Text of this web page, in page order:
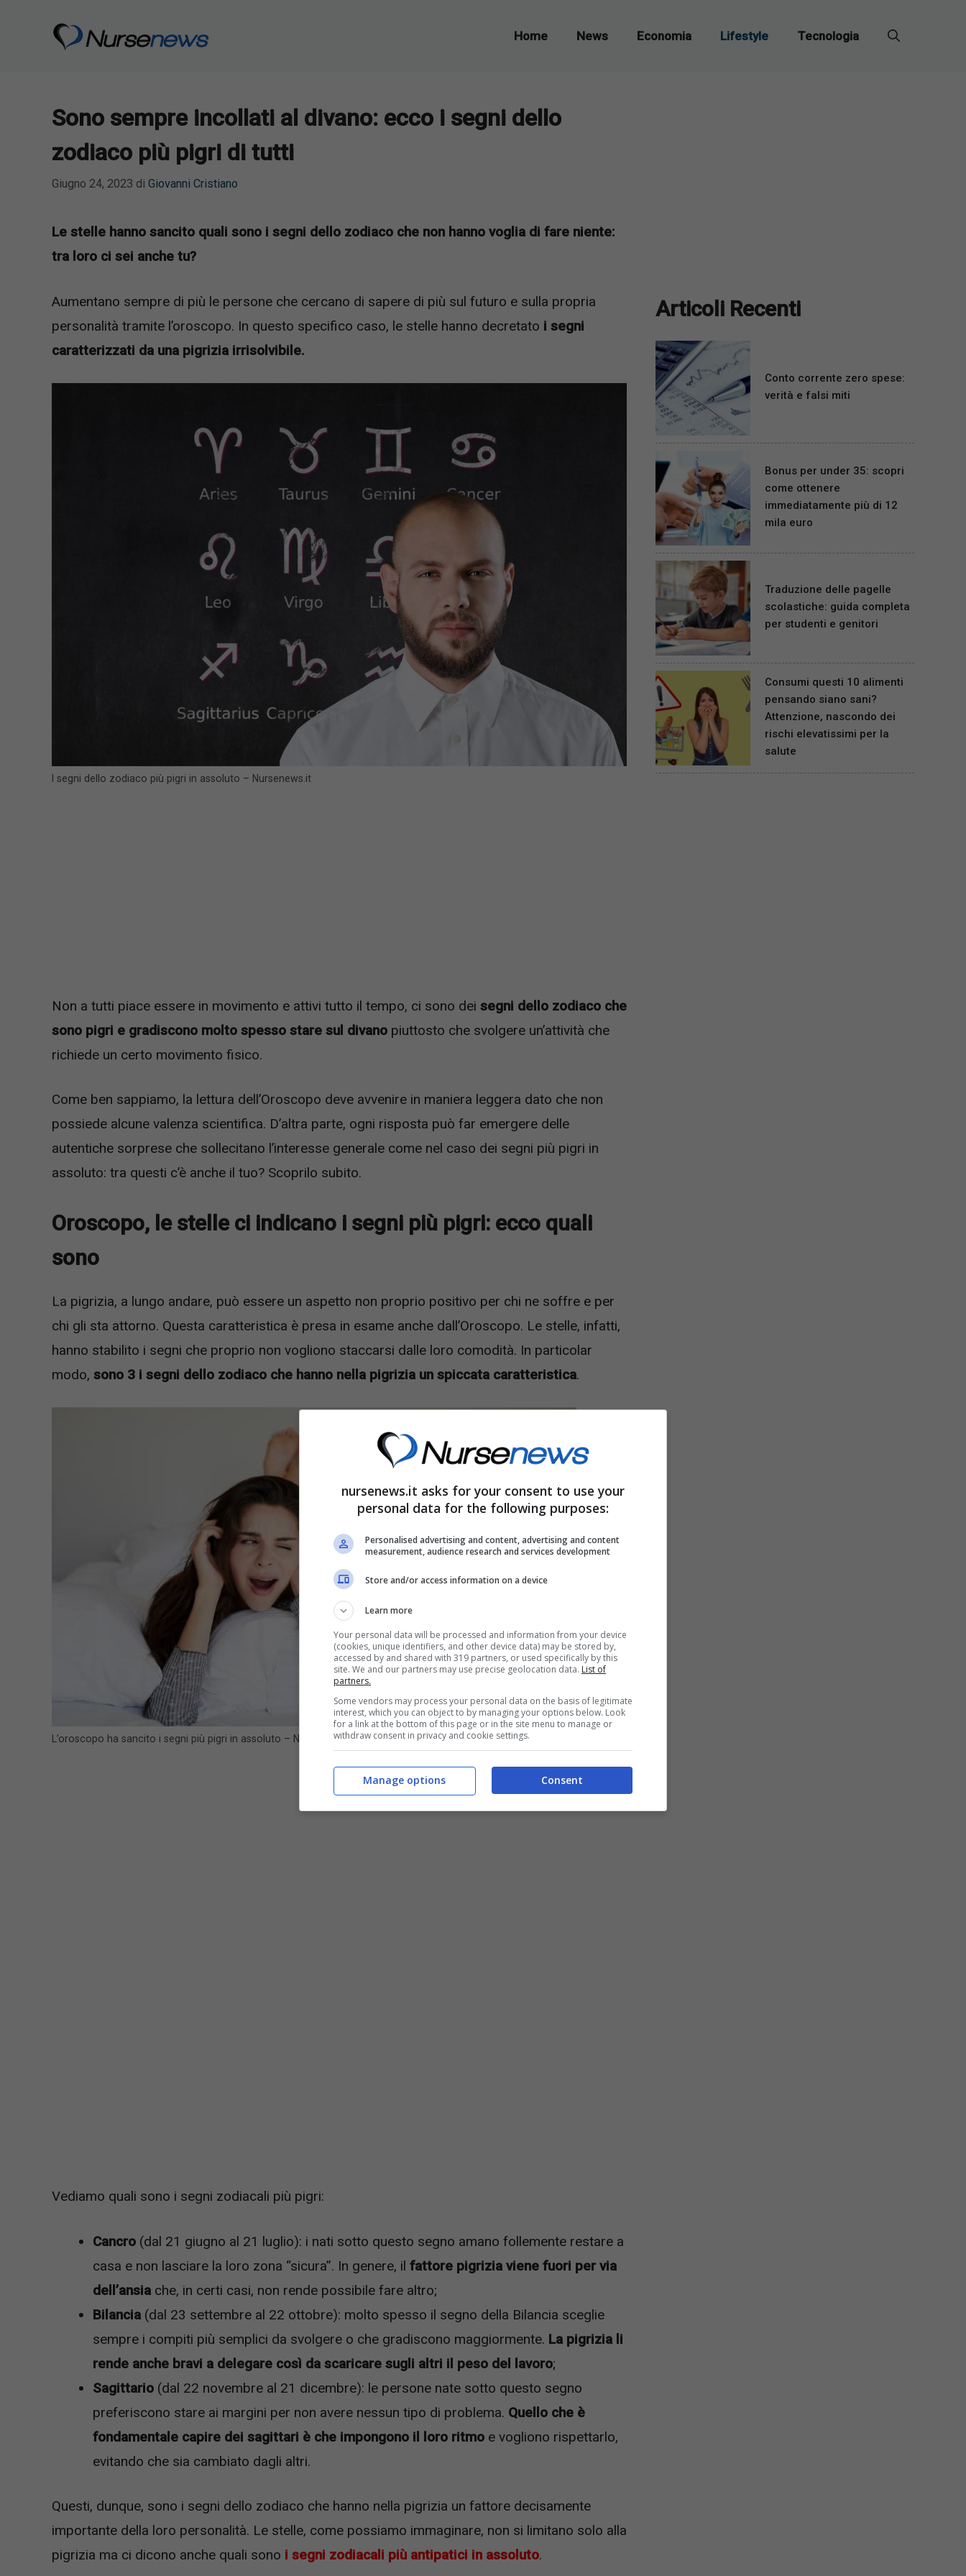
Home News Economia Lifestyle Tecnologia
Sono sempre incollati al divano: ecco i segni dello
zodiaco più pigri di tutti
Giugno 24, 2023 di Giovanni Cristiano
Le stelle hanno sancito quali sono i segni dello zodiaco che non hanno voglia di fare niente:
tra loro ci sei anche tu?
Aumentano sempre di più le persone che cercano di sapere di più sul futuro e sulla propria
personalità tramite l’oroscopo. In questo specifico caso, le stelle hanno decretato i segni
caratterizzati da una pigrizia irrisolvibile.
I segni dello zodiaco più pigri in assoluto – Nursenews.it
Non a tutti piace essere in movimento e attivi tutto il tempo, ci sono dei segni dello zodiaco che
sono pigri e gradiscono molto spesso stare sul divano piuttosto che svolgere un’attività che
richiede un certo movimento fisico.
Come ben sappiamo, la lettura dell’Oroscopo deve avvenire in maniera leggera dato che non
possiede alcune valenza scientifica. D’altra parte, ogni risposta può far emergere delle
autentiche sorprese che sollecitano l’interesse generale come nel caso dei segni più pigri in
assoluto: tra questi c’è anche il tuo? Scoprilo subito.
Oroscopo, le stelle ci indicano i segni più pigri: ecco quali
sono
La pigrizia, a lungo andare, può essere un aspetto non proprio positivo per chi ne soffre e per
chi gli sta attorno. Questa caratteristica è presa in esame anche dall’Oroscopo. Le stelle, infatti,
hanno stabilito i segni che proprio non vogliono staccarsi dalle loro comodità. In particolar
modo, sono 3 i segni dello zodiaco che hanno nella pigrizia un spiccata caratteristica.
L’oroscopo ha sancito i segni più pigri in assoluto – Nursenews.it
Vediamo quali sono i segni zodiacali più pigri:
Cancro (dal 21 giugno al 21 luglio): i nati sotto questo segno amano follemente restare a
casa e non lasciare la loro zona “sicura”. In genere, il fattore pigrizia viene fuori per via
dell’ansia che, in certi casi, non rende possibile fare altro;
Bilancia (dal 23 settembre al 22 ottobre): molto spesso il segno della Bilancia sceglie
sempre i compiti più semplici da svolgere o che gradiscono maggiormente. La pigrizia li
rende anche bravi a delegare così da scaricare sugli altri il peso del lavoro;
Sagittario (dal 22 novembre al 21 dicembre): le persone nate sotto questo segno
preferiscono stare ai margini per non avere nessun tipo di problema. Quello che è
fondamentale capire dei sagittari è che impongono il loro ritmo e vogliono rispettarlo,
evitando che sia cambiato dagli altri.
Questi, dunque, sono i segni dello zodiaco che hanno nella pigrizia un fattore decisamente
importante della loro personalità. Le stelle, come possiamo immaginare, non si limitano solo alla
pigrizia ma ci dicono anche quali sono i segni zodiacali più antipatici in assoluto.
Articoli Recenti
Conto corrente zero spese:
verità e falsi miti
Bonus per under 35: scopri
come ottenere
immediatamente più di 12
mila euro
Traduzione delle pagelle
scolastiche: guida completa
per studenti e genitori
Consumi questi 10 alimenti
pensando siano sani?
Attenzione, nascondo dei
rischi elevatissimi per la
salute
nursenews.it asks for your consent to use your
personal data for the following purposes:
Personalised advertising and content, advertising and content
measurement, audience research and services development
Store and/or access information on a device
Learn more
Your personal data will be processed and information from your device
(cookies, unique identifiers, and other device data) may be stored by,
accessed by and shared with 319 partners, or used specifically by this
site. We and our partners may use precise geolocation data. List of
partners.
Some vendors may process your personal data on the basis of legitimate
interest, which you can object to by managing your options below. Look
for a link at the bottom of this page or in the site menu to manage or
withdraw consent in privacy and cookie settings.
Consent
Manage options